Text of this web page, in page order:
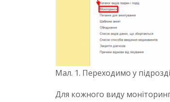
Мал. 1. Переходимо у
Для кожного виду